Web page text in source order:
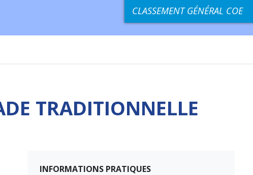
CLASSEMENT GÉNÉRAL COE
TRADITIONNELLE
INFORMATIONS PRATIQUES